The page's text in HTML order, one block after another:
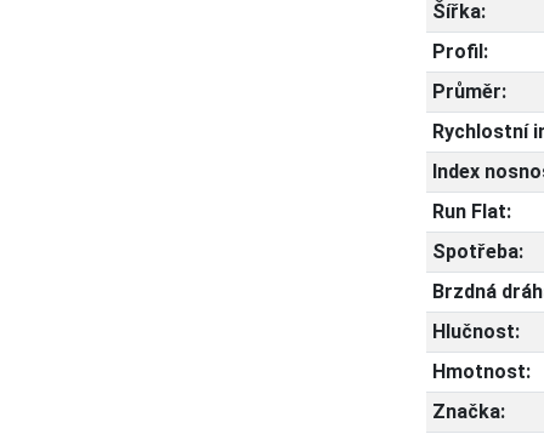
Šířka:
Profil:
Průměr:
Rychlostní
Index
Run Flat:
Spotřeba:
Brzdná
Hlučnost:
Hmotnost:
Značka: